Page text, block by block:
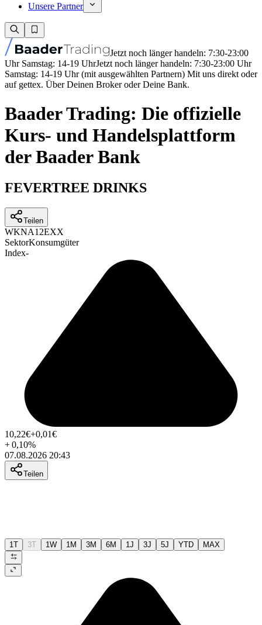
Unsere Partner
Jetzt noch länger handeln: 7:30-23:00
Uhr Samstag: 14-19 UhrJetzt noch länger handeln: 7:30-23:00 Uhr
Samstag: 14-19 Uhr (mit ausgewählten Partnern) Mit uns direkt oder
auf gettex. Über Deinen Broker oder Deine Bank.
Baader Trading: Die offizielle
Kurs- und Handelsplattform
der Baader Bank
FEVERTREE DRINKS
Teilen
WKNA12EXX
SektorKonsumgüter
Index-
10,22€+0,01€
+0,10%
07.08.2026 20:43
Teilen
1T 3T 1W 1M 3M 6M 1J 3J 5J YTD MAX